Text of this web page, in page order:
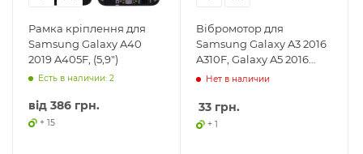
Рамка кріплення для
Samsung Galaxy A40
2019 A405F, (5,9")
Есть в наличии: 2
від 386 грн.
+ 15
Вібромотор для
Samsung Galaxy A3 2016
A310F, Galaxy A5 2016
A510F, Galaxy A7 2016
Нет в наличии
33 грн.
+ 1